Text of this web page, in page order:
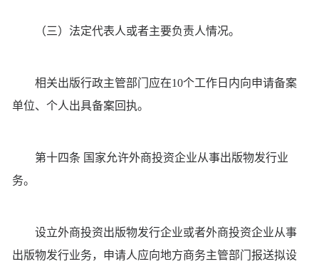
（三）法定代表人或者主要负责人情况。
相关出版行政主管部门应在10个工作日内向申请备案
单位、个人出具备案回执。
第十四条 国家允许外商投资企业从事出版物发行业
务。
设立外商投资出版物发行企业或者外商投资企业从事
出版物发行业务，申请人应向地方商务主管部门报送拟设